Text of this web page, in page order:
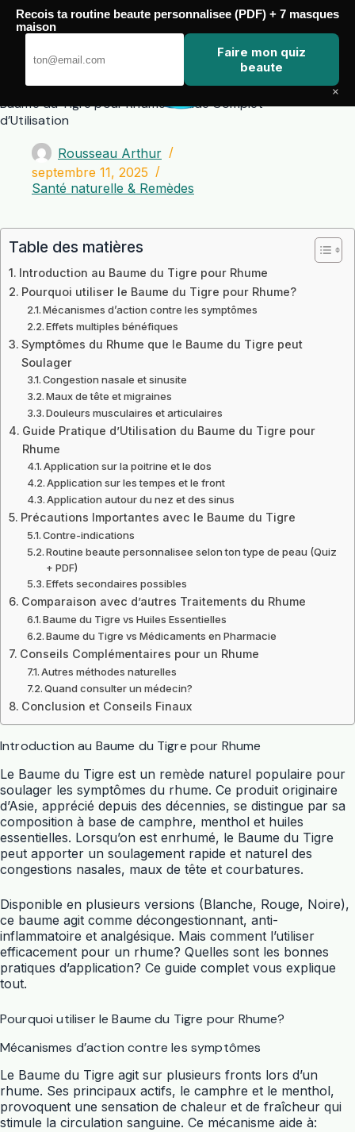
Passer
contenu
Baume du Tigre pour Rhume : Guide Complet
d’Utilisation
Rousseau Arthur
septembre 11, 2025
Santé naturelle & Remèdes
Table des matières
Introduction au Baume du Tigre pour Rhume
Pourquoi utiliser le Baume du Tigre pour Rhume?
Mécanismes d’action contre les symptômes
Effets multiples bénéfiques
Symptômes du Rhume que le Baume du Tigre peut
Soulager
Congestion nasale et sinusite
Maux de tête et migraines
Douleurs musculaires et articulaires
Guide Pratique d’Utilisation du Baume du Tigre pour
Rhume
Application sur la poitrine et le dos
Application sur les tempes et le front
Application autour du nez et des sinus
Précautions Importantes avec le Baume du Tigre
Contre-indications
Routine beaute personnalisee selon ton type de peau (Quiz
+ PDF)
Effets secondaires possibles
Comparaison avec d’autres Traitements du Rhume
Baume du Tigre vs Huiles Essentielles
Baume du Tigre vs Médicaments en Pharmacie
Conseils Complémentaires pour un Rhume
Autres méthodes naturelles
Quand consulter un médecin?
Conclusion et Conseils Finaux
Introduction au Baume du Tigre pour Rhume
Le Baume du Tigre est un remède naturel populaire pour
soulager les symptômes du rhume. Ce produit originaire
d’Asie, apprécié depuis des décennies, se distingue par sa
composition à base de camphre, menthol et huiles
essentielles. Lorsqu’on est enrhumé, le Baume du Tigre
peut apporter un soulagement rapide et naturel des
congestions nasales, maux de tête et courbatures.
Disponible en plusieurs versions (Blanche, Rouge, Noire),
ce baume agit comme décongestionnant, anti-
inflammatoire et analgésique. Mais comment l’utiliser
efficacement pour un rhume? Quelles sont les bonnes
pratiques d’application? Ce guide complet vous explique
tout.
Pourquoi utiliser le Baume du Tigre pour Rhume?
Mécanismes d’action contre les symptômes
Le Baume du Tigre agit sur plusieurs fronts lors d’un
rhume. Ses principaux actifs, le camphre et le menthol,
provoquent une sensation de chaleur et de fraîcheur qui
stimule la circulation sanguine. Ce mécanisme aide à:
Recois ta routine beaute personnalisee (PDF) + 7 masques
maison
Faire mon quiz
beaute
×